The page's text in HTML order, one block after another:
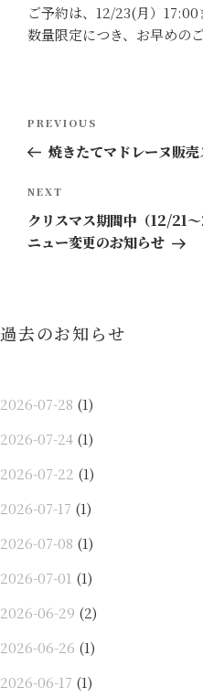
ご予約は、12/23(月）17:00
数量限定につき、お早めの
ナ
ビ
ゲ
ー
Previous
Post
PREVIOUS
焼きたてマドレーヌ販
Next
Post
NEXT
クリスマス期間中（12/21
ニュー変更のお知らせ
過去のお知らせ
2026-07-28 (1)
2026-07-24 (1)
2026-07-22 (1)
2026-07-17 (1)
2026-07-08 (1)
2026-07-01 (1)
2026-06-29 (2)
2026-06-26 (1)
2026-06-17 (1)